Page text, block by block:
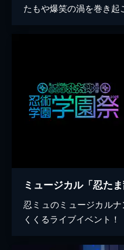
たもや爆笑の渦を巻き起
忍ミュのミュージカル
くくるライブイベント！